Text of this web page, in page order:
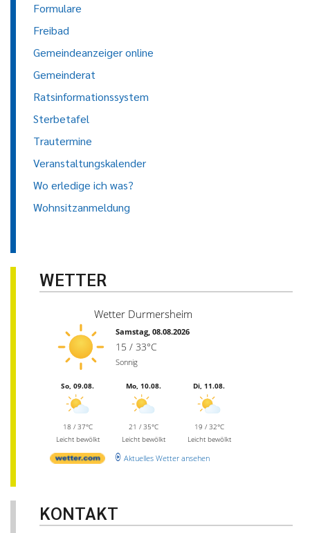
Formulare
Freibad
Gemeindeanzeiger online
Gemeinderat
Ratsinformationssystem
Sterbetafel
Trautermine
Veranstaltungskalender
Wo erledige ich was?
Wohnsitzanmeldung
WETTER
Wetter Durmersheim
Samstag, 08.08.2026
15 / 33°C
Sonnig
So, 09.08.
18 / 37°C
Leicht bewölkt
Mo, 10.08.
21 / 35°C
Leicht bewölkt
Di, 11.08.
19 / 32°C
Leicht bewölkt
Aktuelles Wetter ansehen
KONTAKT